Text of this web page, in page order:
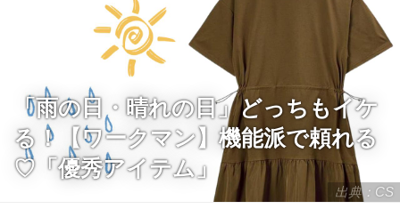
出典：CS
「雨の日・晴れの日」どっちもイケ
る！【ワークマン】機能派で頼れる
♡「優秀アイテム」